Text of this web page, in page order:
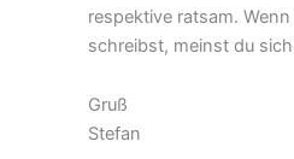
respektive ratsam. Wenn
schreibst, meinst du
Gruß
Stefan